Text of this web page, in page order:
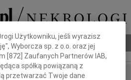
pogrzebowy
Użytkowniku, jeśli wyrazisz
Wyborcza sp. z o.o. oraz jej
[872 ] Zaufanych Partnerów IAB,
spółką powiązaną z
przetwarzać Twoje dane